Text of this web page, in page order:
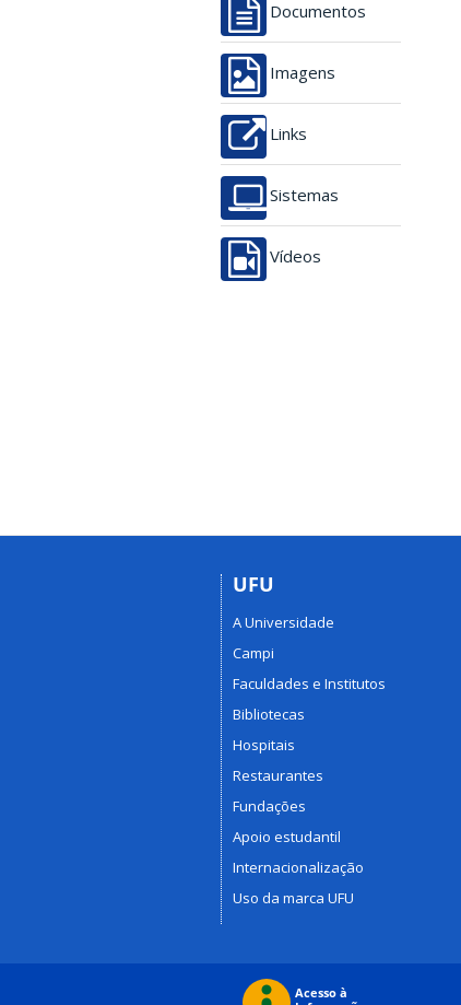
Documentos
Imagens
Links
Sistemas
Vídeos
UFU
A Universidade
Campi
Faculdades e Institutos
Bibliotecas
Hospitais
Restaurantes
Fundações
Apoio estudantil
Internacionalização
Uso da marca UFU